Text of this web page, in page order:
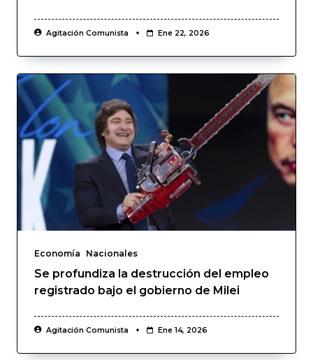
Agitación Comunista Ene 22, 2026
Economía Nacionales
Se profundiza la destrucción del empleo
registrado bajo el gobierno de Milei
Agitación Comunista Ene 14, 2026